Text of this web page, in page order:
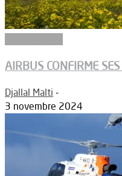
AIRBUS CONFIRME
Djallal Malti -
3 novembre 2024